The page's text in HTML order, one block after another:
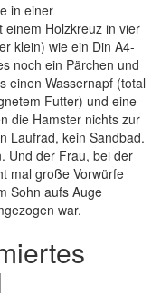
in einer
einem Holzkreuz in vier
klein) wie ein Din A4-
noch ein Pärchen und
einen Wassernapf (total
Futter) und eine
die Hamster nichts zur
Laufrad, kein Sandbad.
Und der Frau, bei der
mal große Vorwürfe
Sohn aufs Auge
war.